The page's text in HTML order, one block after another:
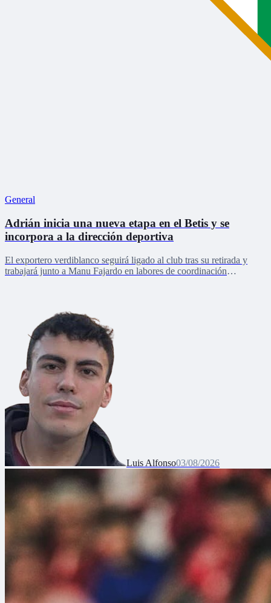
General
Adrián inicia una nueva etapa en el Betis y se
incorpora a la dirección deportiva
El exportero verdiblanco seguirá ligado al club tras su retirada y
trabajará junto a Manu Fajardo en labores de coordinación
Luis Alfonso03/08/2026